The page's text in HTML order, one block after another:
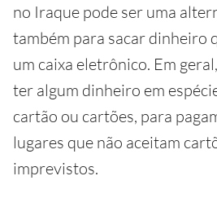
no Iraque pode ser uma
também para sacar dinheiro
um caixa eletrônico. Em
ter algum dinheiro em
cartão ou cartões, para
lugares que não aceitam
imprevistos.